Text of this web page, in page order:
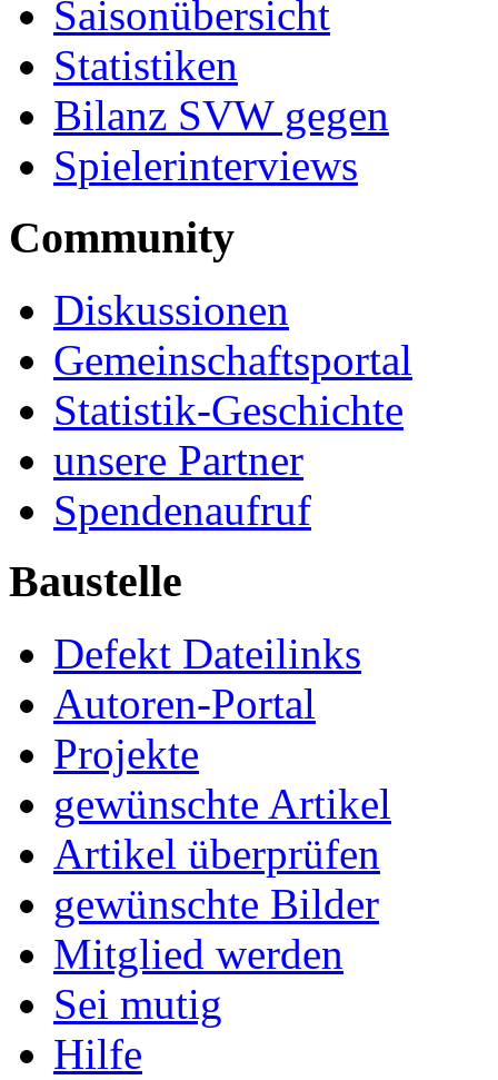
Saisonübersicht
Statistiken
Bilanz SVW gegen
Spielerinterviews
Community
Diskussionen
Gemeinschaftsportal
Statistik-Geschichte
unsere Partner
Spendenaufruf
Baustelle
Defekt Dateilinks
Autoren-Portal
Projekte
gewünschte Artikel
Artikel überprüfen
gewünschte Bilder
Mitglied werden
Sei mutig
Hilfe